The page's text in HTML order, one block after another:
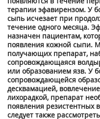
терапии эфавирензом. У
сыпь исчезает при
течение одного месяца.
назначен пациентам,
появления кожной сыпи.
получающих препарат,
сопровождающаяся
или образованием язв. У
сопровождающейся
десквамацией,
лихорадкой, препарат
появления резистентных
следует также